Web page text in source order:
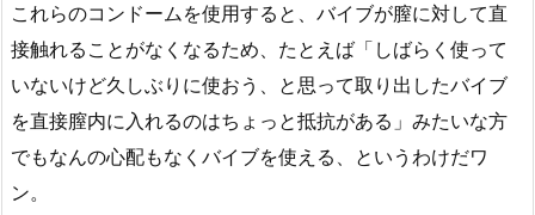
これらのコンドームを使用すると、バイブが膣に対して直
接触れることがなくなるため、たとえば「しばらく使って
いないけど久しぶりに使おう、と思って取り出したバイブ
を直接膣内に入れるのはちょっと抵抗がある」みたいな方
でもなんの心配もなくバイブを使える、というわけだワ
ン。